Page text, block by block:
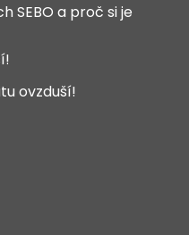
SEBO a proč si je
ovzduší!